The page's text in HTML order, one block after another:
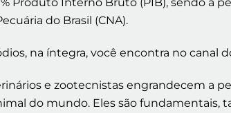
do Brasil (CNA).
na íntegra, você encontra no canal
e zootecnistas engrandecem a
do mundo. Eles são fundamentais,